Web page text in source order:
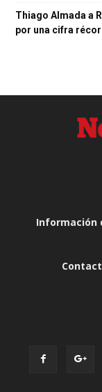
Thiago Almada a
por una cifra
Información